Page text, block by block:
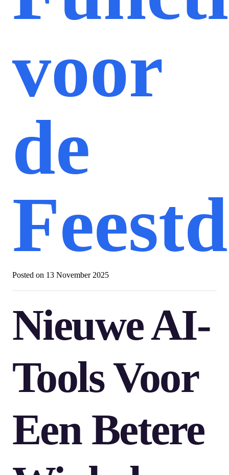
voor
de
Posted on 13 November 2025
Nieuwe AI-
Tools Voor
Een Betere